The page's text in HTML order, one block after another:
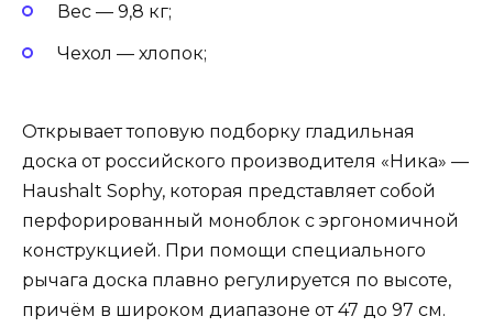
Вес — 9,8 кг;
Чехол — хлопок;
Открывает топовую подборку гладильная
доска от российского производителя «Ника» —
Haushalt Sophy, которая представляет собой
перфорированный моноблок с эргономичной
конструкцией. При помощи специального
рычага доска плавно регулируется по высоте,
причём в широком диапазоне от 47 до 97 см.